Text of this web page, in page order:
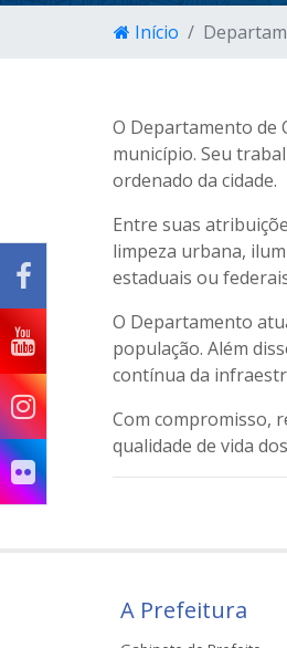
Início
O Departamento de
município. Seu
ordenado da cidade.
Entre suas
limpeza urbana,
estaduais ou
O Departamento
população. Além
contínua da
Com compromisso,
qualidade de vida
A Prefeitura